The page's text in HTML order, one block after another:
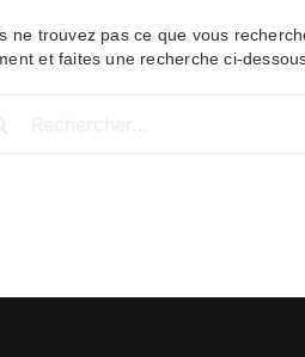
ne trouvez pas ce que vous
et faites une recherche ci-